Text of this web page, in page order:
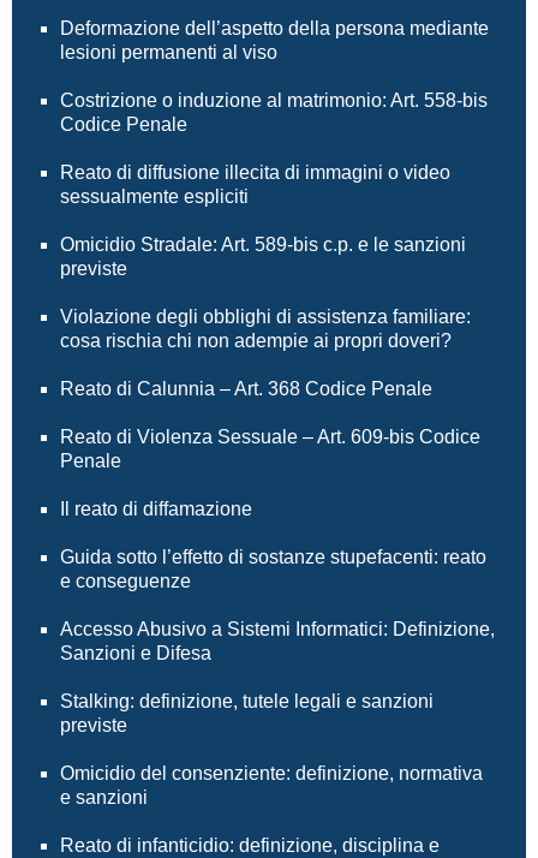
Deformazione dell’aspetto della persona mediante
lesioni permanenti al viso
Costrizione o induzione al matrimonio: Art. 558-bis
Codice Penale
Reato di diffusione illecita di immagini o video
sessualmente espliciti
Omicidio Stradale: Art. 589-bis c.p. e le sanzioni
previste
Violazione degli obblighi di assistenza familiare:
cosa rischia chi non adempie ai propri doveri?
Reato di Calunnia – Art. 368 Codice Penale
Reato di Violenza Sessuale – Art. 609-bis Codice
Penale
Il reato di diffamazione
Guida sotto l’effetto di sostanze stupefacenti: reato
e conseguenze
Accesso Abusivo a Sistemi Informatici: Definizione,
Sanzioni e Difesa
Stalking: definizione, tutele legali e sanzioni
previste
Omicidio del consenziente: definizione, normativa
e sanzioni
Reato di infanticidio: definizione, disciplina e